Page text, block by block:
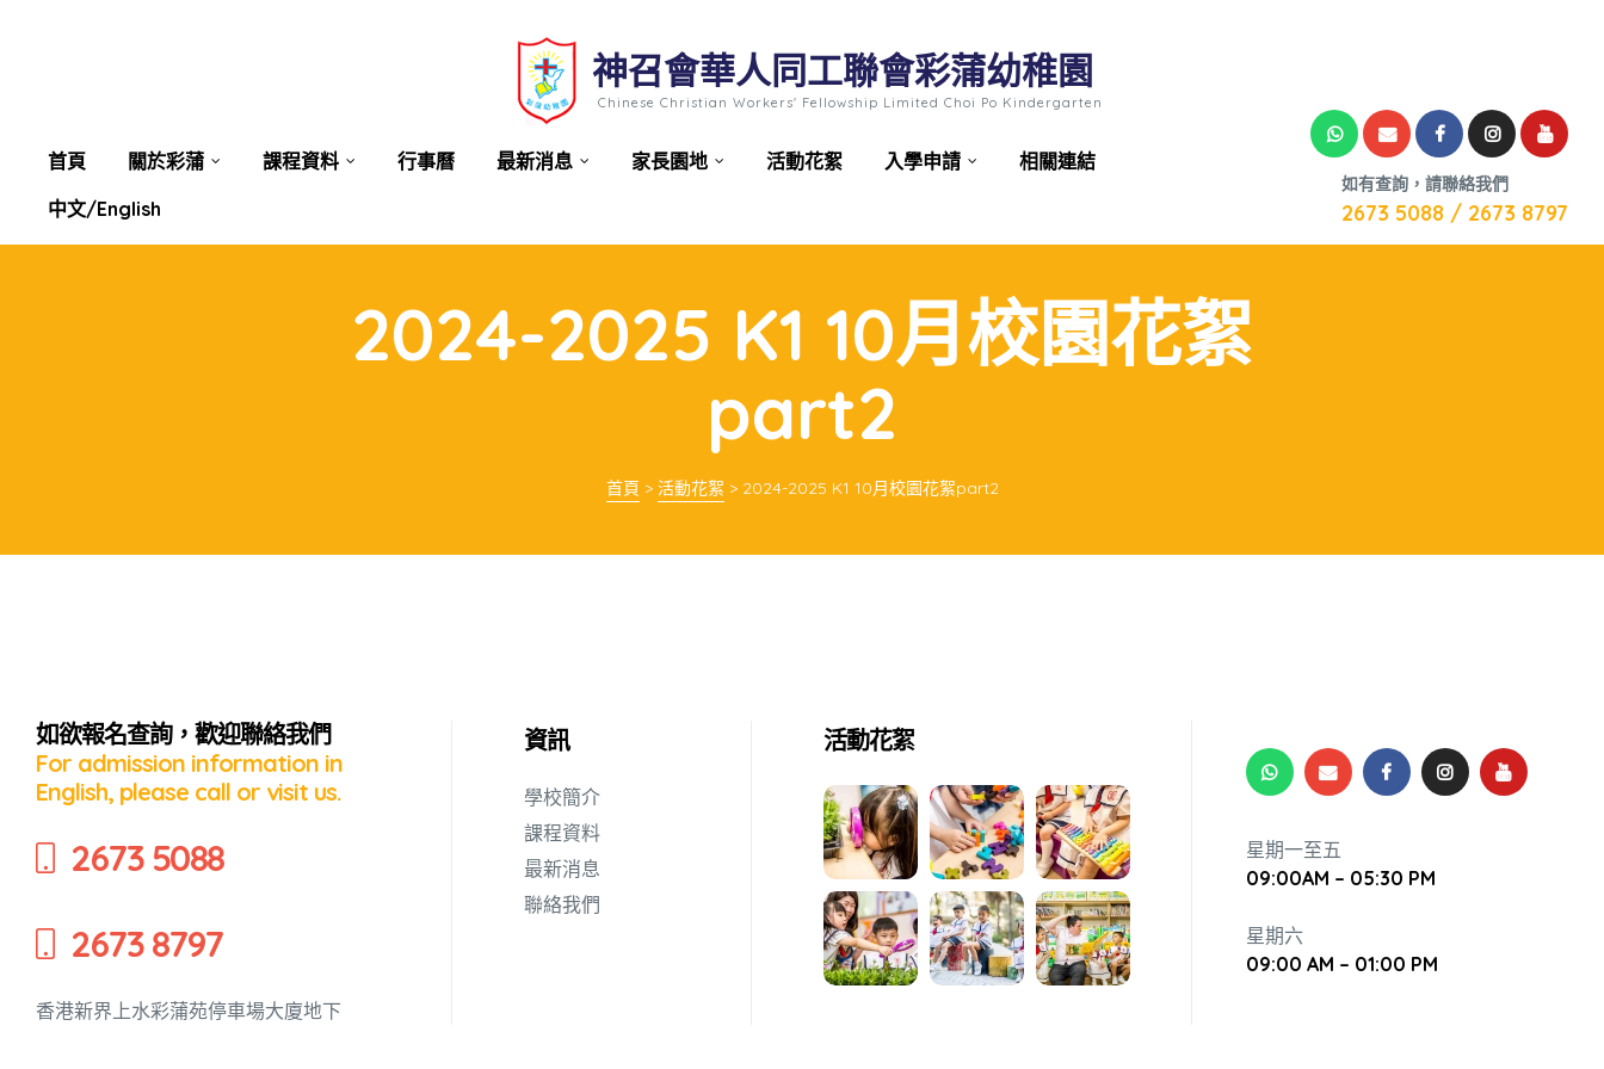
Chinese Christian Workers' Fellowship Limited Choi Po Kindergarten
神召會華人同工聯會彩蒲幼稚園
首頁 關於彩蒲 課程資料 行事曆 最新消息 家長園地 活動花絮 入學申請
相關連結
中文/English
如有查詢，請聯絡我們
2673 5088 / 2673 8797
2024-2025 K1 10月校園花絮
part2
首頁 > 活動花絮 > 2024-2025 K1 10月校園花絮part2
如欲報名查詢，歡迎聯絡我們
For admission information in
English, please call or visit us.
2673 5088
2673 8797
香港新界上水彩蒲苑停車場大廈地下
資訊
學校簡介
課程資料
最新消息
聯絡我們
活動花絮
星期一至五
09:00AM – 05:30 PM
星期六
09:00 AM – 01:00 PM